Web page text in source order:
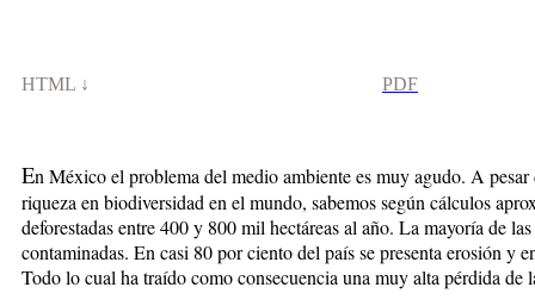
HTML ↓ PDF
En México el problema del medio ambiente es muy agudo. A pesar
riqueza en biodiversidad en el mundo, sabemos según cálculos
deforestadas entre 400 y 800 mil hectáreas al año. La mayoría de
contaminadas. En casi 80 por ciento del país se presenta erosión y
Todo lo cual ha traído como consecuencia una muy alta pérdida de